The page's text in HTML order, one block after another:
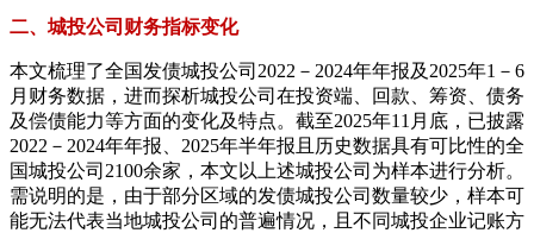
二、城投公司财务指标变化
本文梳理了全国发债城投公司2022－2024年年报及2025年1－6
月财务数据，进而探析城投公司在投资端、回款、筹资、债务
及偿债能力等方面的变化及特点。截至2025年11月底，已披露
2022－2024年年报、2025年半年报且历史数据具有可比性的全
国城投公司2100余家，本文以上述城投公司为样本进行分析。
需说明的是，由于部分区域的发债城投公司数量较少，样本可
能无法代表当地城投公司的普遍情况，且不同城投企业记账方